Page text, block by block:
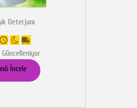
Deterjanı
İncele